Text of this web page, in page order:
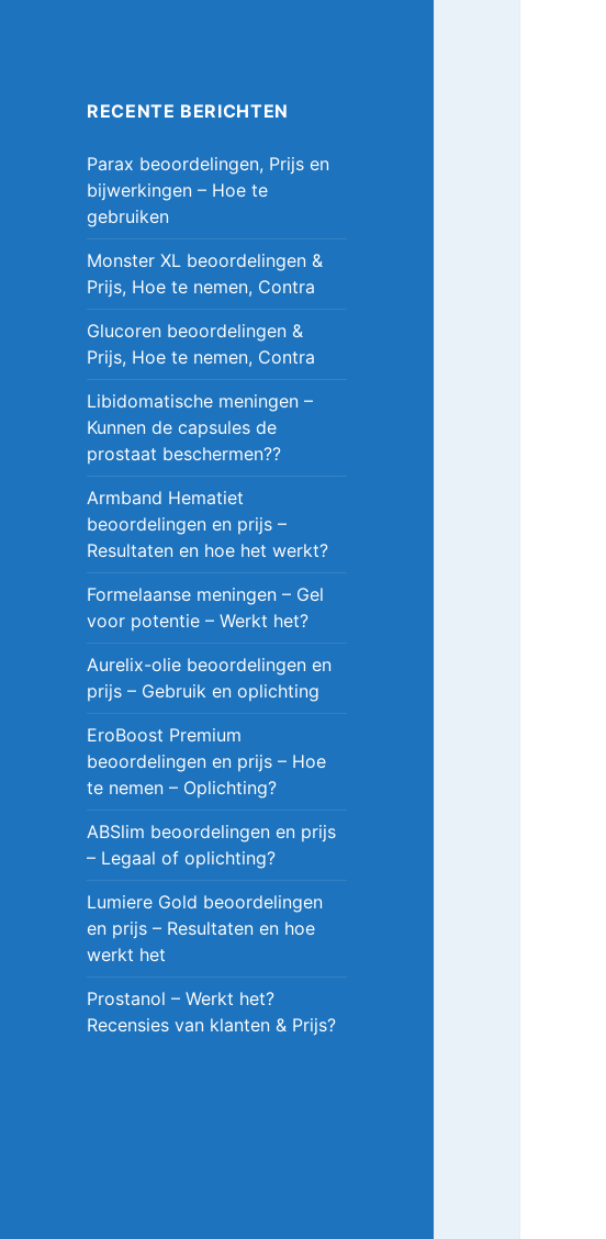
RECENTE BERICHTEN
Parax beoordelingen, Prijs en
bijwerkingen – Hoe te
gebruiken
Monster XL beoordelingen &
Prijs, Hoe te nemen, Contra
Glucoren beoordelingen &
Prijs, Hoe te nemen, Contra
Libidomatische meningen –
Kunnen de capsules de
prostaat beschermen??
Armband Hematiet
beoordelingen en prijs –
Resultaten en hoe het werkt?
Formelaanse meningen – Gel
voor potentie – Werkt het?
Aurelix-olie beoordelingen en
prijs – Gebruik en oplichting
EroBoost Premium
beoordelingen en prijs – Hoe
te nemen – Oplichting?
ABSlim beoordelingen en prijs
– Legaal of oplichting?
Lumiere Gold beoordelingen
en prijs – Resultaten en hoe
werkt het
Prostanol – Werkt het?
Recensies van klanten & Prijs?